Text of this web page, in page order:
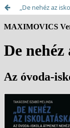
„De nehéz az